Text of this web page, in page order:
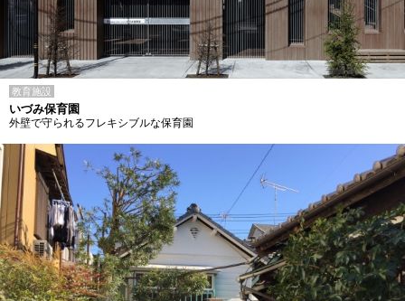
教育施設
いづみ保育園
外壁で守られるフレキシブルな保育園